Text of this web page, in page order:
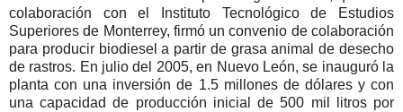
colaboración con el Instituto Tecnológico de Estudios
Superiores de Monterrey, firmó un convenio de colaboración
para producir biodiesel a partir de grasa animal de desecho
de rastros. En julio del 2005, en Nuevo León, se inauguró la
planta con una inversión de 1.5 millones de dólares y con
una capacidad de producción inicial de 500 mil litros por